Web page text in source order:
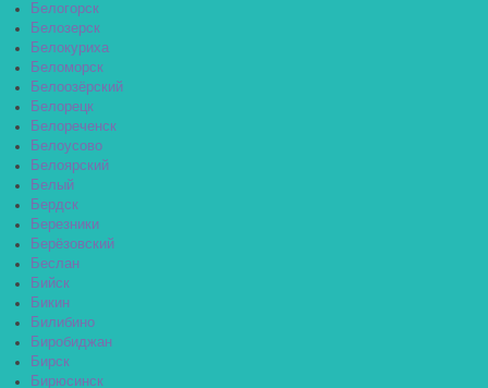
Белогорск
Белозерск
Белокуриха
Беломорск
Белоозёрский
Белорецк
Белореченск
Белоусово
Белоярский
Белый
Бердск
Березники
Берёзовский
Беслан
Бийск
Бикин
Билибино
Биробиджан
Бирск
Бирюсинск